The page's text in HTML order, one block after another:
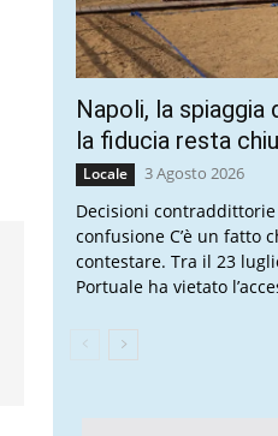
Napoli, la spiaggia
la fiducia resta
Locale 3 Agosto 2026
Decisioni
confusione C’è un fatto
contestare. Tra il 23
Portuale ha vietato